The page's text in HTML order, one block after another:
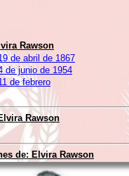
Rawson
de abril de 1867
de junio de 1954
de febrero
Rawson
de: Elvira Rawson